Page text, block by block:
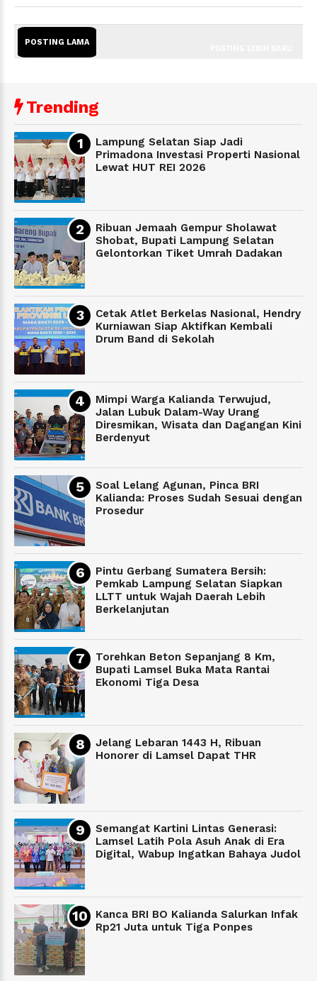
POSTING LAMA
Trending
Lampung Selatan Siap Jadi
Primadona Investasi Properti Nasional
Lewat HUT REI 2026
Ribuan Jemaah Gempur Sholawat
Shobat, Bupati Lampung Selatan
Gelontorkan Tiket Umrah Dadakan
Cetak Atlet Berkelas Nasional, Hendry
Kurniawan Siap Aktifkan Kembali
Drum Band di Sekolah
Mimpi Warga Kalianda Terwujud,
Jalan Lubuk Dalam-Way Urang
Diresmikan, Wisata dan Dagangan Kini
Berdenyut
Soal Lelang Agunan, Pinca BRI
Kalianda: Proses Sudah Sesuai dengan
Prosedur
Pintu Gerbang Sumatera Bersih:
Pemkab Lampung Selatan Siapkan
LLTT untuk Wajah Daerah Lebih
Berkelanjutan
Torehkan Beton Sepanjang 8 Km,
Bupati Lamsel Buka Mata Rantai
Ekonomi Tiga Desa
Jelang Lebaran 1443 H, Ribuan
Honorer di Lamsel Dapat THR
Semangat Kartini Lintas Generasi:
Lamsel Latih Pola Asuh Anak di Era
Digital, Wabup Ingatkan Bahaya Judol
Kanca BRI BO Kalianda Salurkan Infak
Rp21 Juta untuk Tiga Ponpes